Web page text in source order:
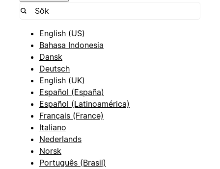
English (US)
Bahasa Indonesia
Dansk
Deutsch
English (UK)
Español (España)
Español (Latinoamérica)
Français (France)
Italiano
Nederlands
Norsk
Português (Brasil)